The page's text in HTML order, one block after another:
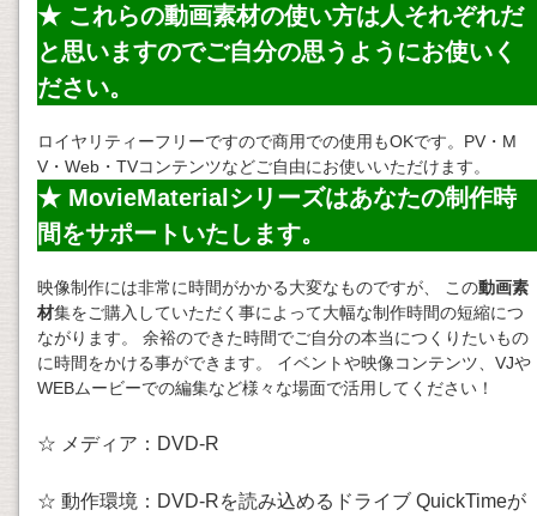
★ これらの動画素材の使い方は人それぞれだ
と思いますのでご自分の思うようにお使いく
ださい。
ロイヤリティーフリーですので商用での使用もOKです。PV・M
V・Web・TVコンテンツなどご自由にお使いいただけます。
★ MovieMaterialシリーズはあなたの制作時
間をサポートいたします。
映像制作には非常に時間がかかる大変なものですが、 この動画素
材集をご購入していただく事によって大幅な制作時間の短縮につ
ながります。 余裕のできた時間でご自分の本当につくりたいもの
に時間をかける事ができます。 イベントや映像コンテンツ、VJや
WEBムービーでの編集など様々な場面で活用してください！
☆ メディア：DVD-R
☆ 動作環境：DVD-Rを読み込めるドライブ QuickTimeが